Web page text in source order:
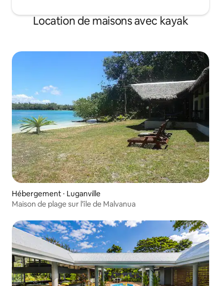
Location de maisons avec kayak
Hébergement ⋅ Luganville
Maison de plage sur l'île de Malvanua